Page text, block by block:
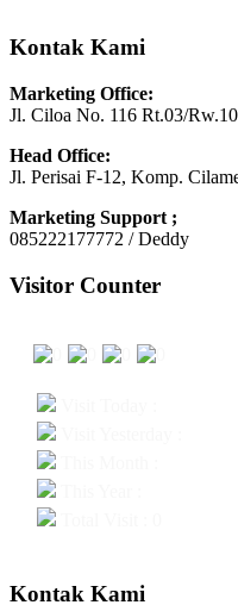
Kontak Kami
Marketing Office:
Jl. Ciloa No. 116 Rt.03/
Head Office:
Jl. Perisai F-12, Komp.
Marketing Support ;
085222177772 / Deddy
Visitor Counter
Kontak Kami